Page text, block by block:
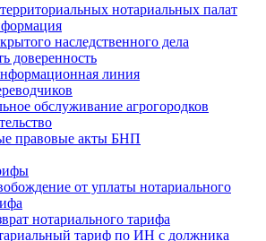
нотариальных палат
наследственного дела
доверенность
линия
обслуживание агрогородков
правовые акты БНП
от уплаты нотариального
нотариального тарифа
тариф по ИН с должника